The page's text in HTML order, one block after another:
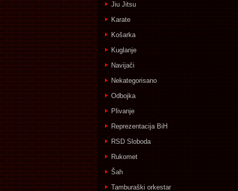
Jiu Jitsu
Karate
Košarka
Kuglanje
Navijači
Nekategorisano
Odbojka
Plivanje
Reprezentacija BiH
RSD Sloboda
Rukomet
Šah
Tamburaški orkestar